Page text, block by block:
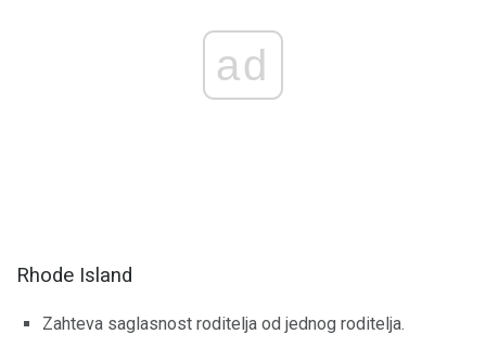
ad
Rhode Island
Zahteva saglasnost roditelja od jednog roditelja.